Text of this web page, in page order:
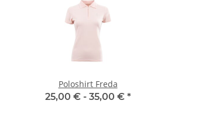
Poloshirt Freda
25,00 € - 35,00 € *